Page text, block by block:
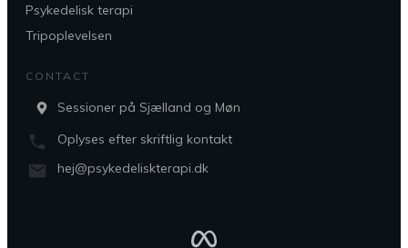
Psykedelisk terapi
Tripoplevelsen
CONTACT
Sessioner på Sjælland og Møn
Oplyses efter skriftlig kontakt
hej@psykedeliskterapi.dk